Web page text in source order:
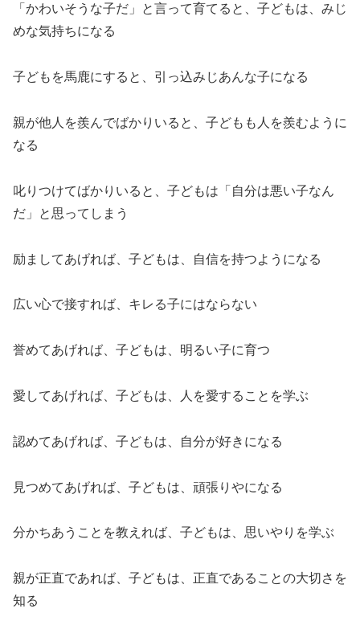
「かわいそうな子だ」と言って育てると、子どもは、みじ
めな気持ちになる
子どもを馬鹿にすると、引っ込みじあんな子になる
親が他人を羨んでばかりいると、子どもも人を羨むように
なる
叱りつけてばかりいると、子どもは「自分は悪い子なん
だ」と思ってしまう
励ましてあげれば、子どもは、自信を持つようになる
広い心で接すれば、キレる子にはならない
誉めてあげれば、子どもは、明るい子に育つ
愛してあげれば、子どもは、人を愛することを学ぶ
認めてあげれば、子どもは、自分が好きになる
見つめてあげれば、子どもは、頑張りやになる
分かちあうことを教えれば、子どもは、思いやりを学ぶ
親が正直であれば、子どもは、正直であることの大切さを
知る